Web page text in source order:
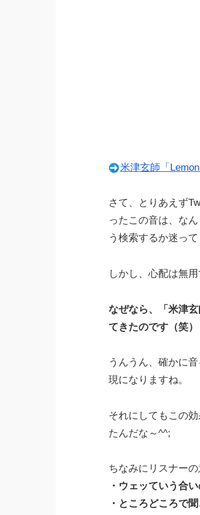
米津玄師「
さて、とりあえず
ったこの音は、な
う検索するか迷って
しかし、心配は無用
なぜなら、「米津
てきたのです（笑）
うんうん、確かに
現になりますね。
それにしてもこの
たんだな～^^;
ちなみにリスナーの
・ウェッていう合
・ところどころで